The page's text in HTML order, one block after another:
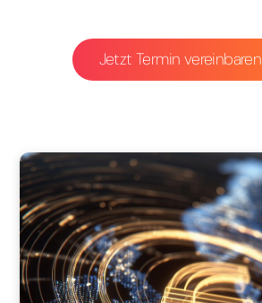
Jetzt Termin vereinbaren